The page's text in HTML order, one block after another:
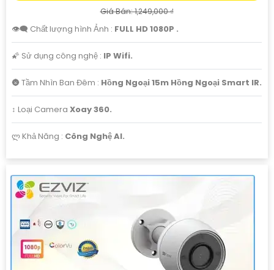
Giá Bán: 1,249,000 ₫
👁️‍🗨 Chất lượng hình Ảnh : FULL HD 1080P .
🌠 Sử dụng công nghệ : IP Wifi.
🌚 Tầm Nhìn Ban Đêm : Hồng Ngoại 15m Hồng Ngoại Smart IR.
↕️ Loại Camera Xoay 360.
️ლ Khả Năng : Công Nghệ AI.